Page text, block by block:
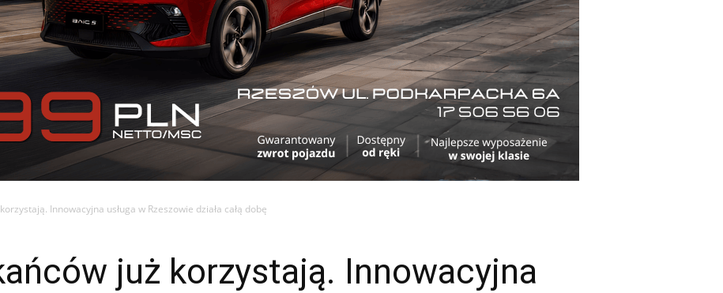
Innowacyjna usługa w Rzeszowie działa całą dobę
już korzystają. Innowacyjna